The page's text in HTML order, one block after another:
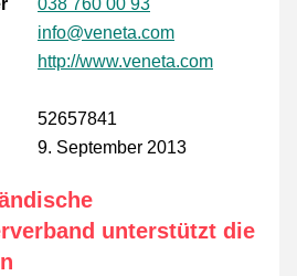
038 760 00 93
info@veneta.com
http://www.veneta.com
52657841
9. September 2013
unterstützt die